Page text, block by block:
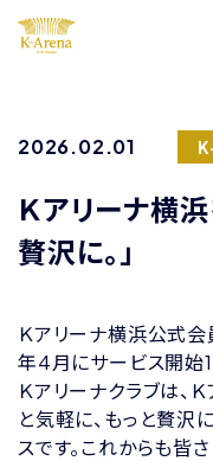
2026.02.01
Ｋアリーナ横浜
贅沢に。」
Ｋアリーナ横浜公式会
年4月にサービス開始1
Ｋアリーナクラブは、
と気軽に、もっと贅沢
スです。これからも皆